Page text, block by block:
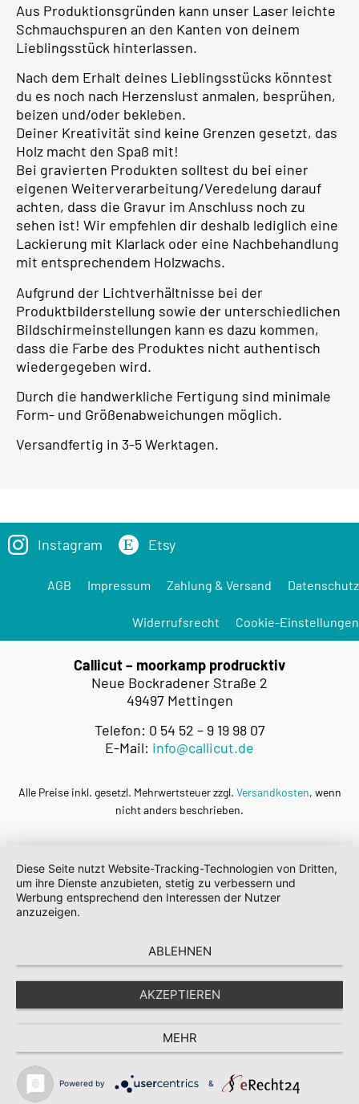
Aus Produktionsgründen kann unser Laser leichte
Schmauchspuren an den Kanten von deinem
Lieblingsstück hinterlassen.
Nach dem Erhalt deines Lieblingsstücks könntest
du es noch nach Herzenslust anmalen, besprühen,
beizen und/oder bekleben.
Deiner Kreativität sind keine Grenzen gesetzt, das
Holz macht den Spaß mit!
Bei gravierten Produkten solltest du bei einer
eigenen Weiterverarbeitung/Veredelung darauf
achten, dass die Gravur im Anschluss noch zu
sehen ist! Wir empfehlen dir deshalb lediglich eine
Lackierung mit Klarlack oder eine Nachbehandlung
mit entsprechendem Holzwachs.
Aufgrund der Lichtverhältnisse bei der
Produktbilderstellung sowie der unterschiedlichen
Bildschirmeinstellungen kann es dazu kommen,
dass die Farbe des Produktes nicht authentisch
wiedergegeben wird.
Durch die handwerkliche Fertigung sind minimale
Form- und Größenabweichungen möglich.
Versandfertig in 3-5 Werktagen.
Instagram Etsy
AGB Impressum Zahlung & Versand Datenschutz
Widerrufsrecht Cookie-Einstellungen
Callicut – moorkamp prodrucktiv
Neue Bockradener Straße 2
49497 Mettingen
Telefon: 0 54 52 – 9 19 98 07
E-Mail: info@callicut.de
Alle Preise inkl. gesetzl. Mehrwertsteuer zzgl. Versandkosten, wenn
nicht anders beschrieben.
Diese Seite nutzt Website-Tracking-Technologien von Dritten,
um ihre Dienste anzubieten, stetig zu verbessern und
Werbung entsprechend den Interessen der Nutzer
anzuzeigen.
ABLEHNEN
AKZEPTIEREN
MEHR
Powered by &